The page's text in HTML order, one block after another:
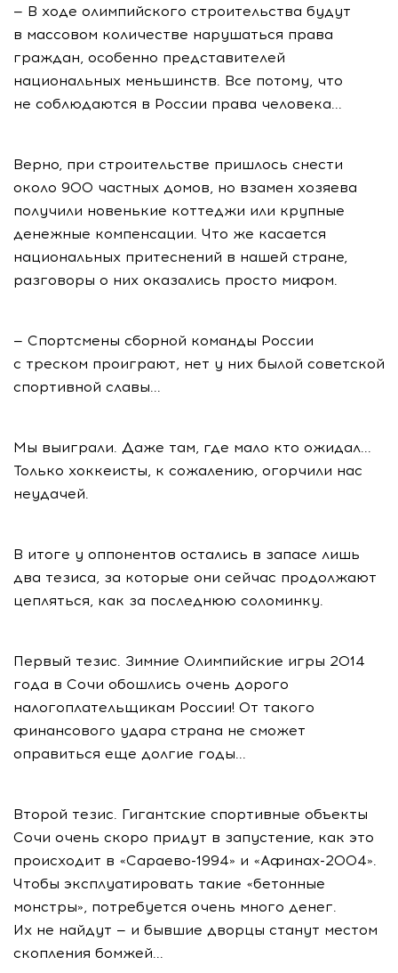
— В ходе олимпийского строительства будут
в массовом количестве нарушаться права
граждан, особенно представителей
национальных меньшинств. Все потому, что
не соблюдаются в России права человека...
Верно, при строительстве пришлось снести
около 900 частных домов, но взамен хозяева
получили новенькие коттеджи или крупные
денежные компенсации. Что же касается
национальных притеснений в нашей стране,
разговоры о них оказались просто мифом.
— Спортсмены сборной команды России
с треском проиграют, нет у них былой советской
спортивной славы...
Мы выиграли. Даже там, где мало кто ожидал...
Только хоккеисты, к сожалению, огорчили нас
неудачей.
В итоге у оппонентов остались в запасе лишь
два тезиса, за которые они сейчас продолжают
цепляться, как за последнюю соломинку.
Первый тезис. Зимние Олимпийские игры 2014
года в Сочи обошлись очень дорого
налогоплательщикам России! От такого
финансового удара страна не сможет
оправиться еще долгие годы...
Второй тезис. Гигантские спортивные объекты
Сочи очень скоро придут в запустение, как это
происходит в «Сараево-1994» и «Афинах-2004».
Чтобы эксплуатировать такие «бетонные
монстры», потребуется очень много денег.
Их не найдут — и бывшие дворцы станут местом
скопления бомжей...